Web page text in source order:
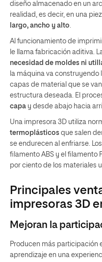
diseño almacenado en un
realidad, es decir, en una
largo, ancho y alto.
Al funcionamiento de
le llama fabricación aditiva.
necesidad de moldes ni
la máquina va
capas de material que se
estructura deseada. El
capa y desde abajo hacia
Una impresora 3D utiliza
termoplásticos que salen
se endurecen al enfriarse.
filamento ABS y el filamento
por ciento de los materiales
Principales
impresoras 3D
Mejoran la
Producen más participación
aprendizaje en una